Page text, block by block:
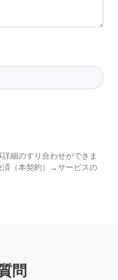
細のすり合わせができま
済（本契約）→サービスの
問